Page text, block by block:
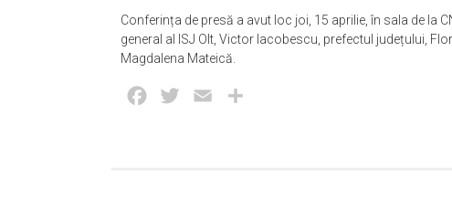
Conferința de presă a avut loc joi, 15 aprilie, în sala de la
general al ISJ Olt, Victor Iacobescu, prefectul județului,
Magdalena Mateică.
Facebook
Twitter Email